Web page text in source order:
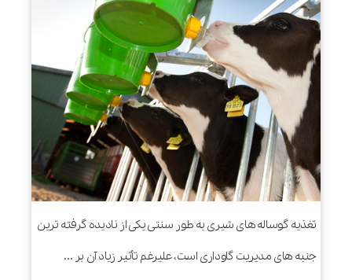
تغذیه گوساله های شیری به طور سنتی یکی از نادیده گرفته ترین
جنبه های مدیریت گاوداری است، علیرغم تأثیر زیاد آن بر ...